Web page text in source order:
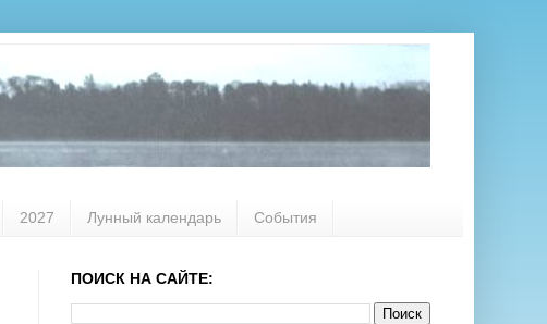
2027 Лунный календарь События
ПОИСК НА САЙТЕ: